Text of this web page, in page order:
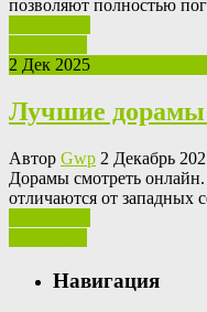
позволяют полностью
2 Дек 2025
Лучшие дорамы
Автор Gwp 2 Декабрь
Дoрaмы смoтрeть
отличаются от
Навигация